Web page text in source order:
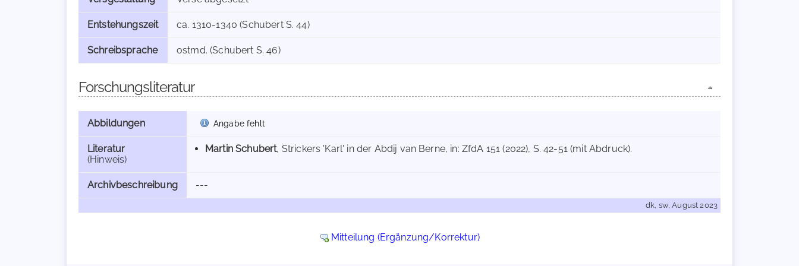
Entstehungszeit ca. 1310-1340 (Schubert S. 44)
Schreibsprache ostmd. (Schubert S. 46)
Forschungsliteratur
Abbildungen Angabe fehlt
Literatur
(Hinweis)
Martin Schubert, Strickers 'Karl' in der Abdij van Berne, in: ZfdA 151 (2022), S. 42-51 (mit Abdruck).
Archivbeschreibung ---
dk, sw, August 2023
Mitteilung (Ergänzung/Korrektur)